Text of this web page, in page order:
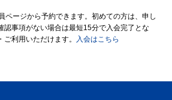
ページから予約できます。初めての方は、申し
認事項がない場合は最短15分で入会完了とな
ご利用いただけます。
入会はこちら